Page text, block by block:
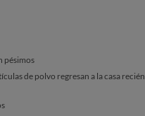
pésimos
de polvo regresan a la casa recién